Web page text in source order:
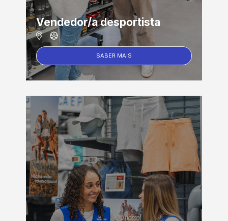
Vendedor/a desportista
SABER MAIS